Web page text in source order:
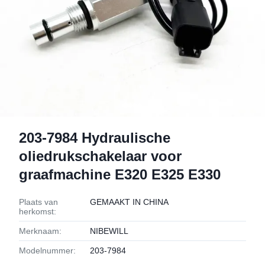
203-7984 Hydraulische
oliedrukschakelaar voor
graafmachine E320 E325 E330
Plaats van
herkomst:
GEMAAKT IN CHINA
Merknaam: NIBEWILL
Modelnummer: 203-7984